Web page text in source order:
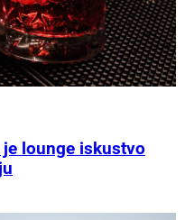
lounge iskustvo